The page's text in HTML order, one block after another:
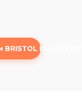
BRISTOL LUX /